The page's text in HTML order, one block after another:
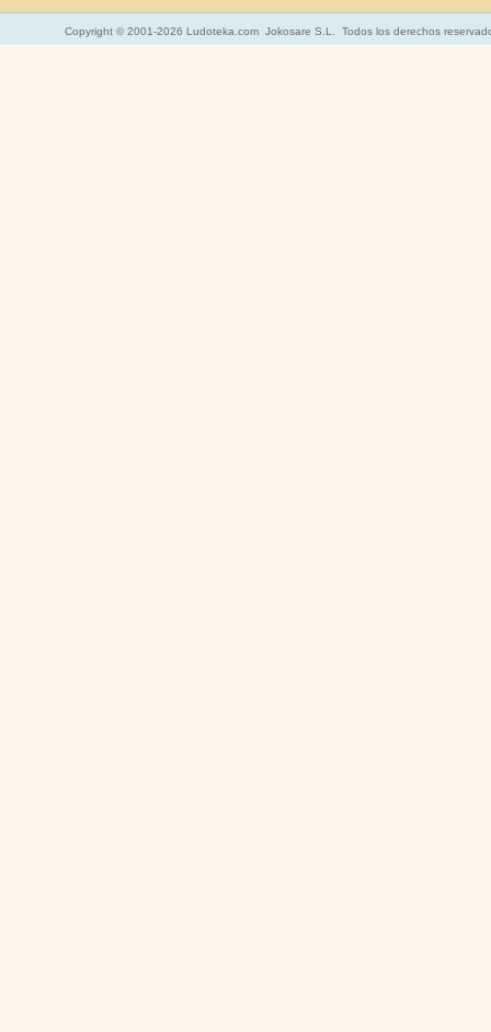
Copyright © 2001-2026 Ludoteka.com Jokosare S.L. Todos los derechos